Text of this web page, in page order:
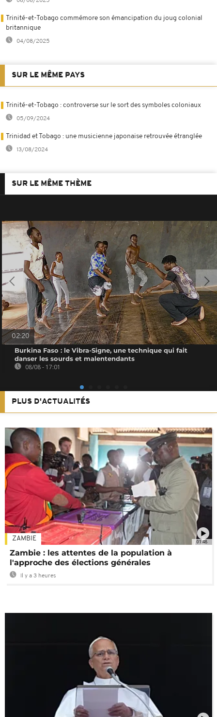
Trinité-et-Tobago commémore son émancipation du joug colonial
britannique
04/08/2025
SUR LE MÊME PAYS
Trinité-et-Tobago : controverse sur le sort des symboles coloniaux
05/09/2024
Trinidad et Tobago : une musicienne japonaise retrouvée étranglée
13/08/2024
SUR LE MÊME THÈME
02:20
Burkina Faso : le Vibra-Signe, une technique qui fait
danser les sourds et malentendants
08/08 - 17:01
PLUS D'ACTUALITÉS
01:48
ZAMBIE
Zambie : les attentes de la population à
l'approche des élections générales
Il y a 3 heures